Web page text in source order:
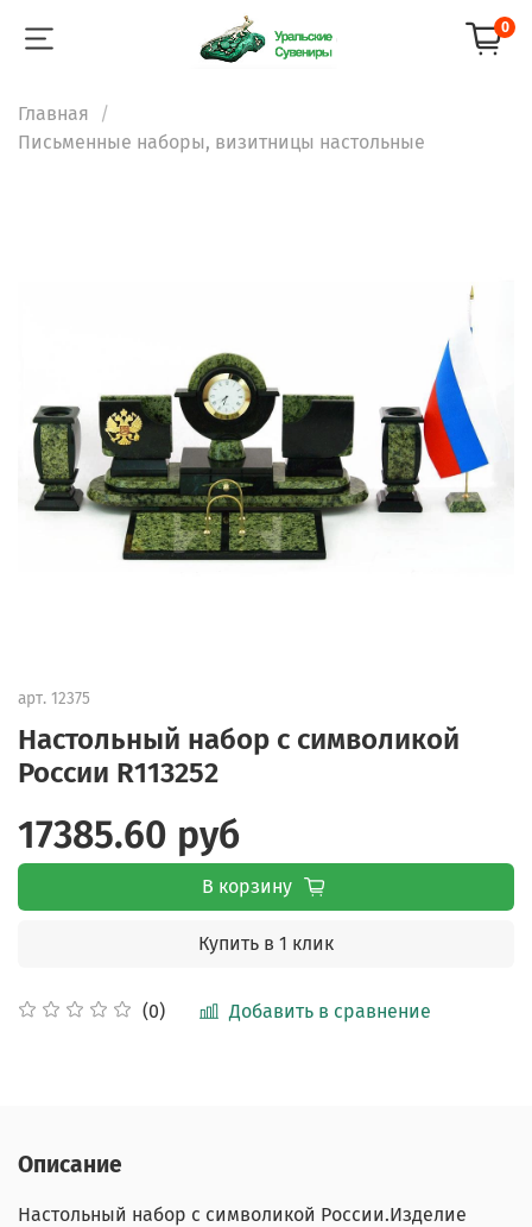
0
Главная
Письменные наборы, визитницы настольные
арт. 12375
Настольный набор с символикой
России R113252
(0) Добавить в сравнение
17385.60 руб
В корзину
Купить в 1 клик
Описание
Настольный набор с символикой России.Изделие